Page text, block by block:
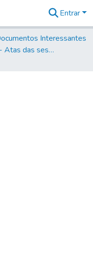
Entrar
Interessantes
Volume 02 - Atas das sessões do Governo Provisório de São Paulo (1821- 22)